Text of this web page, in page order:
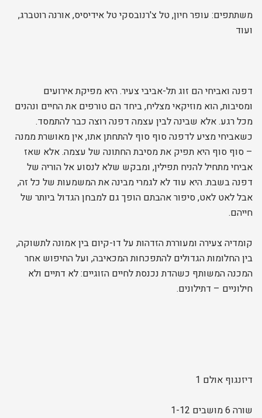
משתתפים: עופר חיון, טל צ'רנובסקי טל אידיסיס, אורנה רוטברג,
ועוד
דפנה ואביחי הם זוג תל-אביבי צעיר. היא מפיקת אירועים
ומסיבות, הוא מוזיקאי מצליח, ביחד הם טורפים את החיים ונהנים
מכל רגע. אלא שבינה לבין עצמה דפנה רוצה כבר להתמסד.
כשאביחי מציע לדפנה סוף סוף להתחתן אתו, אין מאושרת ממנה
– סוף סוף היא תפיק את מסיבת החתונה של עצמה. אלא שאז
אביחי מתחיל להניח תפילין, ומבקש שלא לנסוע אל הוריה של
דפנה בשבת. היא עוד לא לגמרי מבינה את המשמעות של כל זה,
אבל לאט לאט, סיפור אהבתם הופך גם למבחן הגדול ביותר של
חייהם.
קומדיה צעירה ומעוררת הזדהות על דו-קיום בין אמונה לתשוקה,
בין החלומות הגדולים להתפכחות המכאיבה, ועל החיפוש אחר
המכנה המשותף כשהדת נכנסת לחיים הזוגיים: לא דתיים ולא
חילוניים – דתילונים.
דיזנגוף אולם 1
שורה 6 מושבים 1-12